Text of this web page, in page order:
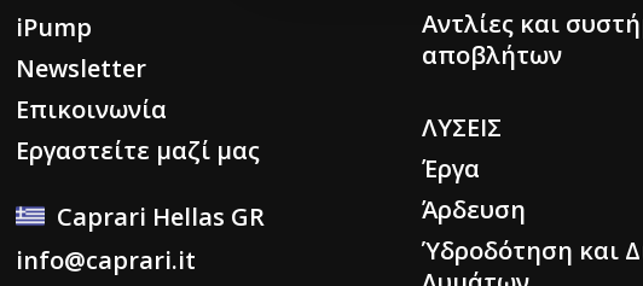
iPump
Newsletter
Επικοινωνία
Εργαστείτε μαζί μας
Caprari Hellas GR
info@caprari.it
Αντλίες και
αποβλήτων
ΛΥΣΕΙΣ
Έργα
Άρδευση
Ύδροδότηση και